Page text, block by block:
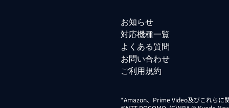
お知らせ
対応機種一覧
よくある質問
お問い合わせ
ご利用規約
*Amazon、Prime Video及びこれらに